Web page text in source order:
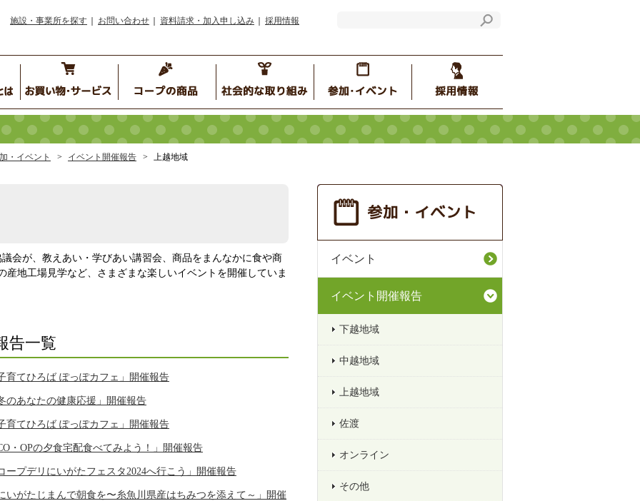
施設・事業所を探す お問い合わせ 資料請求・加入申し込み 採用情報
・イベント イベント開催報告 上越地域
会が、教えあい・学びあい講習会、商品をまんなかに食や商
産地工場見学など、さまざまな楽しいイベントを開催していま
告一覧
育てひろば ぽっぽカフェ」開催報告
のあなたの健康応援」開催報告
育てひろば ぽっぽカフェ」開催報告
・OPの夕食宅配食べてみよう！」開催報告
ープデリにいがたフェスタ2024へ行こう」開催報告
いがたじまんで朝食を〜糸魚川県産はちみつを添えて～」開催
イベント
イベント開催報告
下越地域
中越地域
上越地域
佐渡
オンライン
その他